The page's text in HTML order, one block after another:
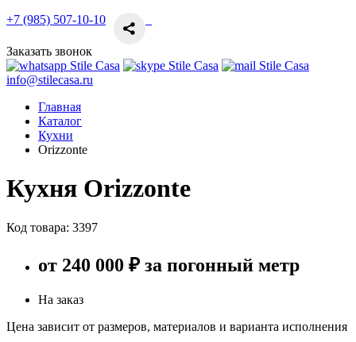
+7 (985) 507-10-10
Заказать звонок
info@stilecasa.ru
Главная
Каталог
Кухни
Orizzonte
Кухня Orizzonte
Код товара: 3397
от 240 000 ₽ за погонный метр
На заказ
Цена зависит от размеров, материалов и варианта исполнения